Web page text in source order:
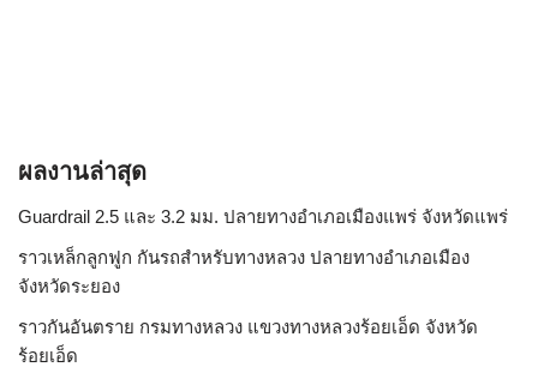
ผลงานล่าสุด
Guardrail 2.5 และ 3.2 มม. ปลายทางอำเภอเมืองแพร่ จังหวัดแพร่
ราวเหล็กลูกฟูก กันรถสําหรับทางหลวง ปลายทางอำเภอเมือง
จังหวัดระยอง
ราวกันอันตราย กรมทางหลวง แขวงทางหลวงร้อยเอ็ด จังหวัด
ร้อยเอ็ด